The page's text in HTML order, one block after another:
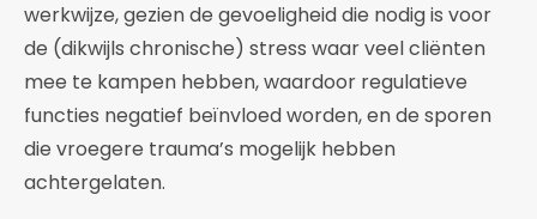
werkwijze, gezien de gevoeligheid die nodig is voor
de (dikwijls chronische) stress waar veel cliënten
mee te kampen hebben, waardoor regulatieve
functies negatief beïnvloed worden, en de sporen
die vroegere trauma’s mogelijk hebben
achtergelaten.